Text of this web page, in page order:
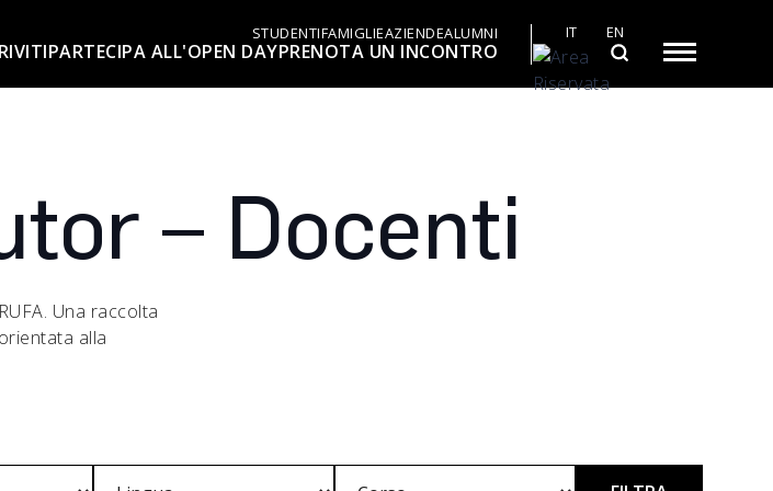
STUDENTIFAMIGLIEAZIENDEALUMNI
PARTECIPA ALL'OPEN DAYPRENOTA UN INCONTRO
IT
EN
– Docenti
Una raccolta
alla